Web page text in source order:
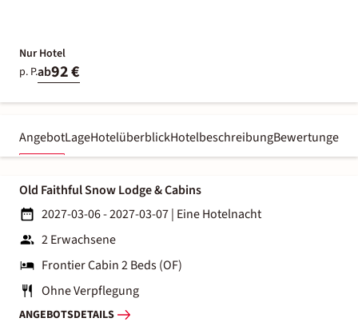
Nur Hotel
p. P.ab92 €
AngebotLageHotelüberblickHotelbeschreibungBewertungen
Old Faithful Snow Lodge & Cabins
2027-03-06 - 2027-03-07| Eine Hotelnacht
2 Erwachsene
Frontier Cabin 2 Beds (OF)
Ohne Verpflegung
ANGEBOTSDETAILS